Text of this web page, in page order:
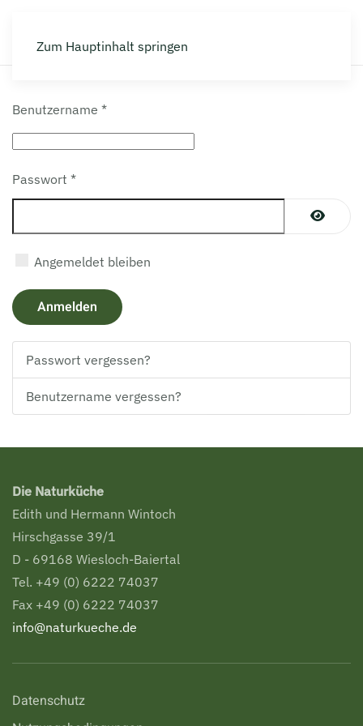
Zum Hauptinhalt springen
Benutzername *
Passwort *
Angemeldet bleiben
Anmelden
Passwort vergessen?
Benutzername vergessen?
Die Naturküche
Edith und Hermann Wintoch
Hirschgasse 39/1
D - 69168 Wiesloch-Baiertal
Tel. +49 (0) 6222 74037
Fax +49 (0) 6222 74037
info@naturkueche.de
Datenschutz